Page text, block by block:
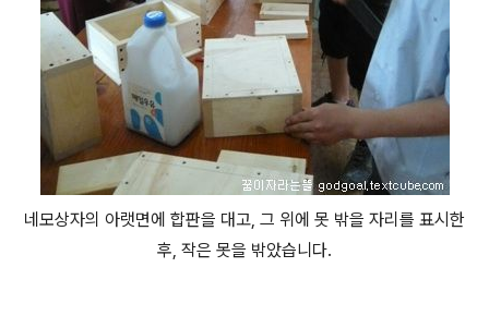
네모상자의 아랫면에 합판을 대고, 그 위에 못 밖을 자리를 표시한
후, 작은 못을 밖았습니다.